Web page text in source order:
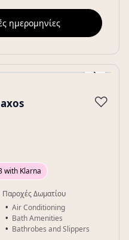
ημερομηνίες
›
♡
with Klarna
Παροχές Δωματίου
Air Conditioning
Bath Amenities
Bathrobes and Slippers